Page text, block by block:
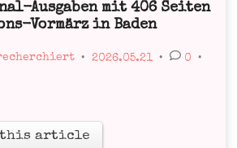
Ausgaben mit 406 Seiten
Vormärz in Baden
• 2026.05.21 • 0 •
this article